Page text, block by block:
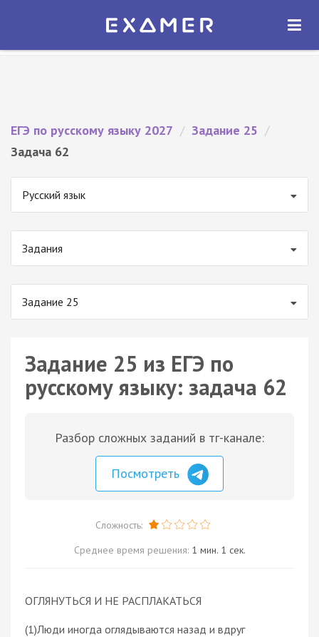
Экзамер — ЕГЭ 2027
ОТКРЫТЬ
ЕГЭ по русскому языку 2027 / Задание 25 /
Задача 62
Русский язык
Задания
Задание 25
Задание 25 из ЕГЭ по
русскому языку: задача 62
Разбор сложных заданий в тг-канале:
Посмотреть
Сложность:
Среднее время решения: 1 мин. 1 сек.
ОГЛЯНУТЬСЯ И НЕ РАСПЛАКАТЬСЯ
(1)Люди иногда оглядываются назад и вдруг